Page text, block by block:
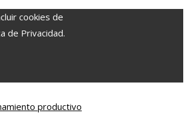
cookies de
de Privacidad.
productivo